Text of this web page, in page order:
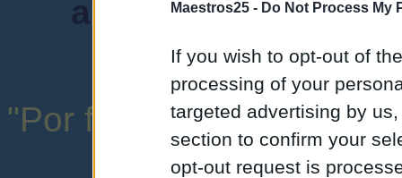
Maestros25 - Do Not Process My
If you wish to opt-out of
processing of your
targeted advertising by
section to confirm your
opt-out request is
admiten mensajes
instituciones
"Por favor, no abuse de
una expresión